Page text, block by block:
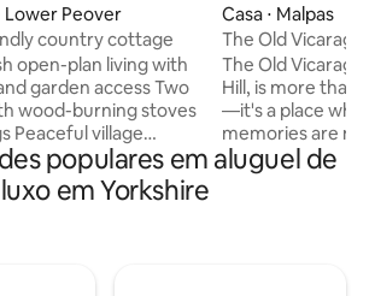
Lower Peover
country cottage
garden access Two
wood-burning stoves
garden and
renovated
Casa ⋅ Malpas
The Old Vicarage
The Old
Hill, is more than
—it's a place
memories are
views of the
6,670 sq ft
populares em aluguel de
luxo em Yorkshire